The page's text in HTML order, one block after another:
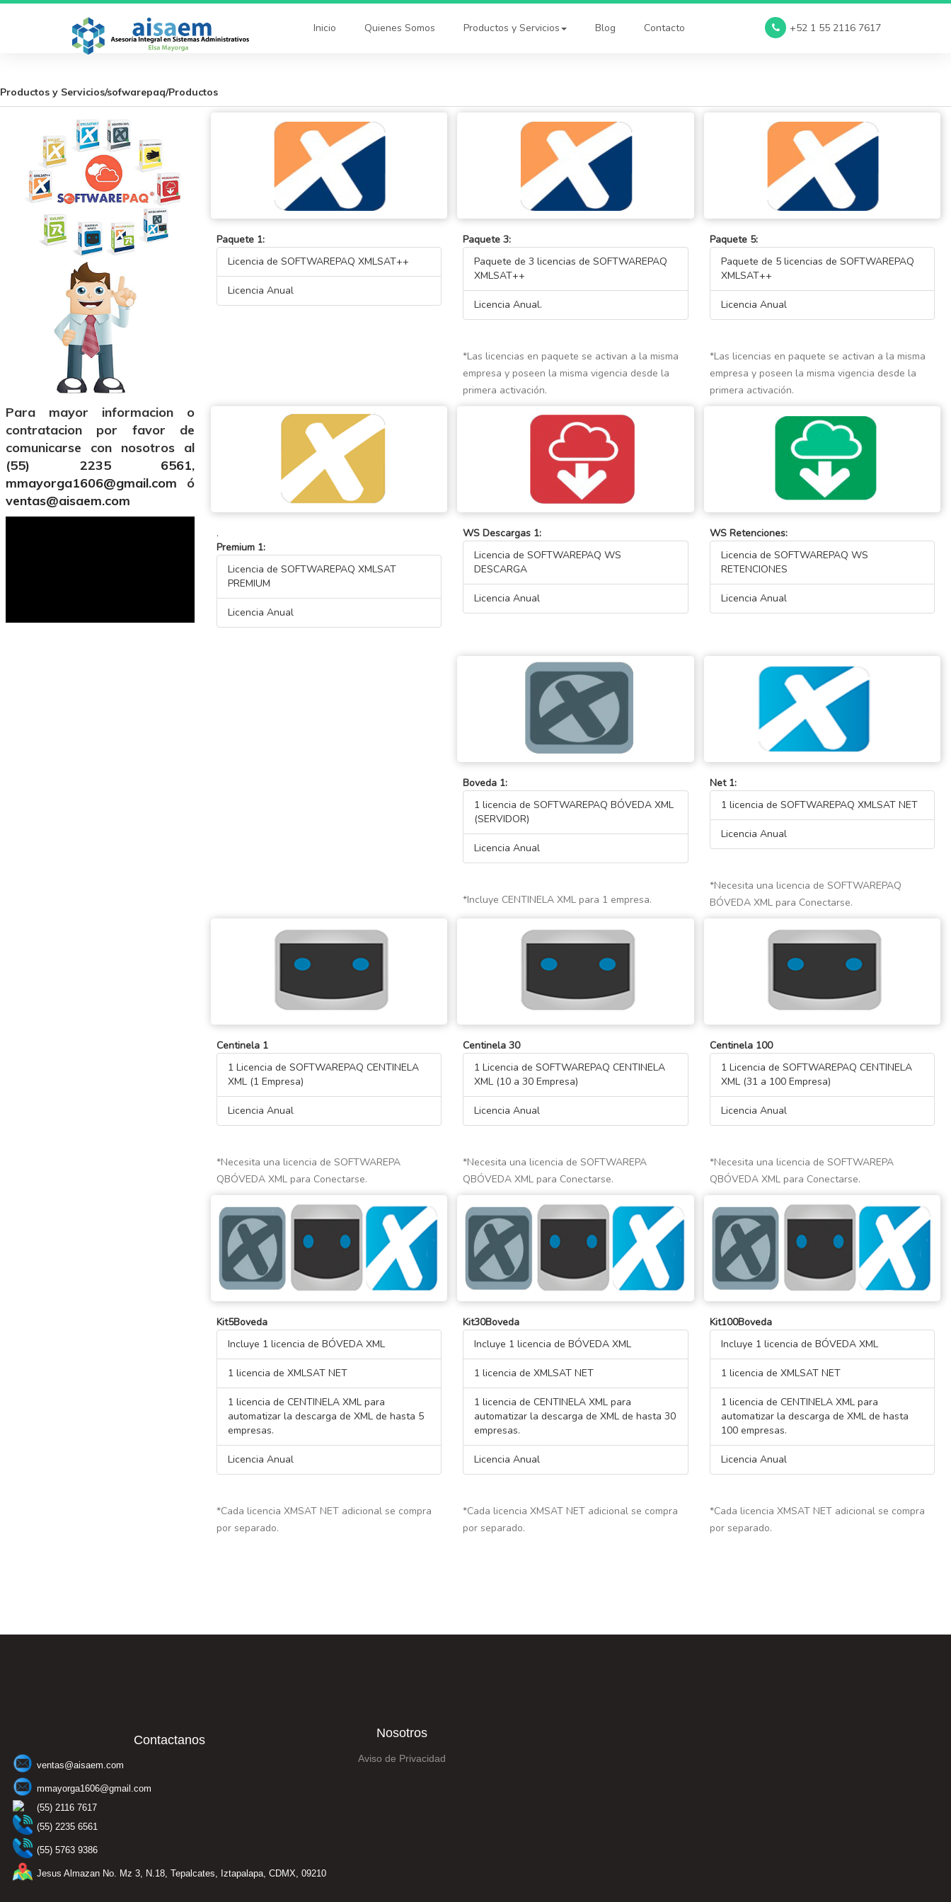
Inicio Quienes Somos Productos y Servicios Blog Contacto +52 1 55 2116 7617
Productos y Servicios/sofwarepaq/Productos
Para mayor informacion o
contratacion por favor de
comunicarse con nosotros al
(55) 2235 6561,
mmayorga1606@gmail.com ó
ventas@aisaem.com
Paquete 1:
Licencia de SOFTWAREPAQ XMLSAT++
Licencia Anual
Paquete 3:
Paquete de 3 licencias de SOFTWAREPAQ
XMLSAT++
Licencia Anual.
*Las licencias en paquete se activan a la misma
empresa y poseen la misma vigencia desde la
primera activación.
Paquete 5:
Paquete de 5 licencias de SOFTWAREPAQ
XMLSAT++
Licencia Anual
*Las licencias en paquete se activan a la misma
empresa y poseen la misma vigencia desde la
primera activación.
.
Premium 1:
Licencia de SOFTWAREPAQ XMLSAT
PREMIUM
Licencia Anual
WS Descargas 1:
Licencia de SOFTWAREPAQ WS
DESCARGA
Licencia Anual
WS Retenciones:
Licencia de SOFTWAREPAQ WS
RETENCIONES
Licencia Anual
Boveda 1:
1 licencia de SOFTWAREPAQ BÓVEDA XML
(SERVIDOR)
Licencia Anual
*Incluye CENTINELA XML para 1 empresa.
Net 1:
1 licencia de SOFTWAREPAQ XMLSAT NET
Licencia Anual
*Necesita una licencia de SOFTWAREPAQ
BÓVEDA XML para Conectarse.
Centinela 1
1 Licencia de SOFTWAREPAQ CENTINELA
XML (1 Empresa)
Licencia Anual
*Necesita una licencia de SOFTWAREPA
QBÓVEDA XML para Conectarse.
Centinela 30
1 Licencia de SOFTWAREPAQ CENTINELA
XML (10 a 30 Empresa)
Licencia Anual
*Necesita una licencia de SOFTWAREPA
QBÓVEDA XML para Conectarse.
Centinela 100
1 Licencia de SOFTWAREPAQ CENTINELA
XML (31 a 100 Empresa)
Licencia Anual
*Necesita una licencia de SOFTWAREPA
QBÓVEDA XML para Conectarse.
Kit5Boveda
Incluye 1 licencia de BÓVEDA XML
1 licencia de XMLSAT NET
1 licencia de CENTINELA XML para
automatizar la descarga de XML de hasta 5
empresas.
Licencia Anual
*Cada licencia XMSAT NET adicional se compra
por separado.
Kit30Boveda
Incluye 1 licencia de BÓVEDA XML
1 licencia de XMLSAT NET
1 licencia de CENTINELA XML para
automatizar la descarga de XML de hasta 30
empresas.
Licencia Anual
*Cada licencia XMSAT NET adicional se compra
por separado.
Kit100Boveda
Incluye 1 licencia de BÓVEDA XML
1 licencia de XMLSAT NET
1 licencia de CENTINELA XML para
automatizar la descarga de XML de hasta
100 empresas.
Licencia Anual
*Cada licencia XMSAT NET adicional se compra
por separado.
Contactanos
ventas@aisaem.com
mmayorga1606@gmail.com
(55) 2116 7617
(55) 2235 6561
(55) 5763 9386
Jesus Almazan No. Mz 3, N.18, Tepalcates, Iztapalapa, CDMX, 09210
Nosotros
Aviso de Privacidad